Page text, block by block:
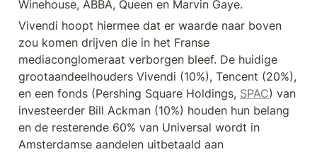
Winehouse, ABBA, Queen en Marvin Gaye.
Vivendi hoopt hiermee dat er waarde naar boven
zou komen drijven die in het Franse
mediaconglomeraat verborgen bleef. De huidige
grootaandeelhouders Vivendi (10%), Tencent (20%),
en een fonds (Pershing Square Holdings, SPAC) van
investeerder Bill Ackman (10%) houden hun belang
en de resterende 60% van Universal wordt in
Amsterdamse aandelen uitbetaald aan